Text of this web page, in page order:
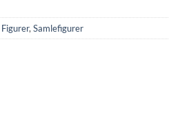
Figurer,Samlefigurer